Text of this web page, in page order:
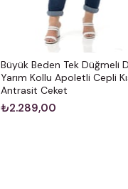
Büyük Beden Tek Düğmeli
Yarım Kollu Apoletli Cepli
Antrasit Ceket
₺2.289,00